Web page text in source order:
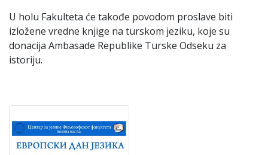
U holu Fakulteta će takođe povodom proslave biti
izložene vredne knjige na turskom jeziku, koje su
donacija Ambasade Republike Turske Odseku za
istoriju.